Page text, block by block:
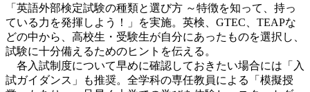
「英語外部検定試験の種類と選び方 ～特徴を知って、持っ
ている力を発揮しよう！」を実施。英検、GTEC、TEAPな
どの中から、高校生・受験生が自分にあったものを選択し、
試験に十分備えるためのヒントを伝える。
各入試制度について早めに確認しておきたい場合には「入
試ガイダンス」も推奨。全学科の専任教員による「模擬授